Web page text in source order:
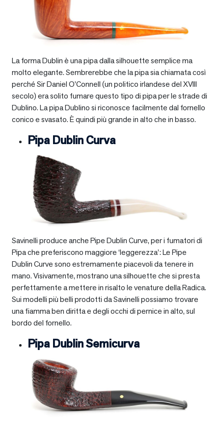
La forma Dublin è una pipa dalla silhouette semplice ma
molto elegante. Sembrerebbe che la pipa sia chiamata così
perché Sir Daniel O’Connell (un politico irlandese del XVIII
secolo) era solito fumare questo tipo di pipa per le strade di
Dublino. La pipa Dublino si riconosce facilmente dal fornello
conico e svasato. È quindi più grande in alto che in basso.
Pipa Dublin Curva
Savinelli produce anche Pipe Dublin Curve, per i fumatori di
Pipa che preferiscono maggiore ‘leggerezza’: Le Pipe
Dublin Curve sono estremamente piacevoli da tenere in
mano. Visivamente, mostrano una silhouette che si presta
perfettamente a mettere in risalto le venature della Radica.
Sui modelli più belli prodotti da Savinelli possiamo trovare
una fiamma ben diritta e degli occhi di pernice in alto, sul
bordo del fornello.
Pipa Dublin Semicurva